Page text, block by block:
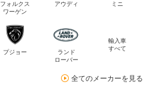
フォルクス
ワーゲン
アウディ ミニ
プジョー
ランド
ローバー
輸入車
すべて
全てのメーカーを見る